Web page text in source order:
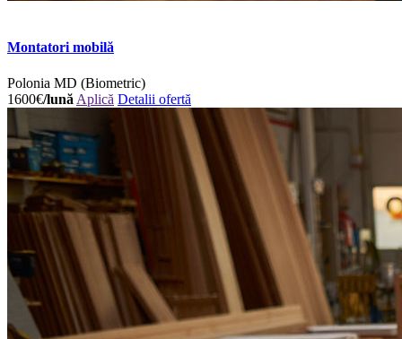
Montatori mobilă
Polonia MD (Biometric)
1600€/lună Aplică Detalii ofertă